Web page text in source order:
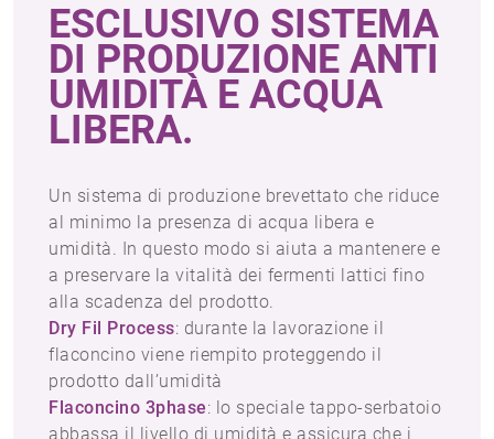
ESCLUSIVO SISTEMA
DI PRODUZIONE ANTI
UMIDITÀ E ACQUA
LIBERA.
Un sistema di produzione brevettato che riduce
al minimo la presenza di acqua libera e
umidità. In questo modo si aiuta a mantenere e
a preservare la vitalità dei fermenti lattici fino
alla scadenza del prodotto.
Dry Fil Process: durante la lavorazione il
flaconcino viene riempito proteggendo il
prodotto dall’umidità
Flaconcino 3phase: lo speciale tappo-serbatoio
abbassa il livello di umidità e assicura che i